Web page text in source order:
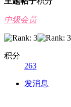
中级会员
积分
263
发消息